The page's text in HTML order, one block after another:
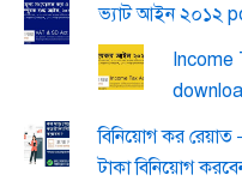
ভ্যাট আইন ২০১২
বিনিয়োগ কর
টাকা বিনিয়োগ